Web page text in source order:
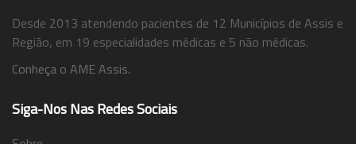
Desde 2013 atendendo pacientes de 12 Municípios de Assis e
Região, em 19 especialidades médicas e 5 não médicas.
Conheça o AME Assis.
Siga-Nos Nas Redes Sociais